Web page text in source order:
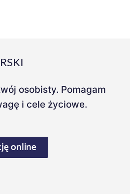
osobisty. Pomagam
i cele życiowe.
online